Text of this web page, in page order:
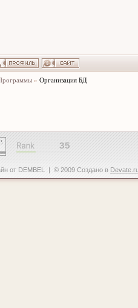
» Организация БД
от DEMBEL | © 2009 Создано в